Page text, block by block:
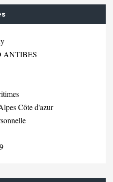
ANTIBES
Côte d'azur